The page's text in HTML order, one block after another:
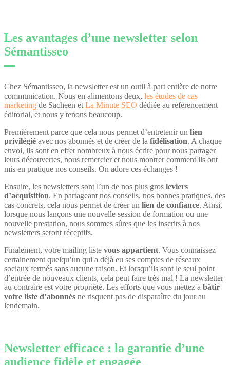
Les avantages d’une newsletter selon
Sémantisseo
Chez Sémantisseo, la newsletter est un outil à part entière de notre
communication. Nous en alimentons deux, les études de cas
marketing de Sacheen et La Minute SEO dédiée au référencement
éditorial, et nous y tenons beaucoup.
Premièrement parce que cela nous permet d’entretenir un lien
privilégié avec nos abonnés et de créer de la fidélisation. A chaque
envoi, ils sont en effet nombreux à nous écrire pour nous partager
leurs découvertes, nous remercier et nous montrer comment ils ont
mis en pratique nos conseils. On adore ces échanges !
Ensuite, les newsletters sont l’un de nos plus gros leviers
d’acquisition. En partageant nos conseils, nos bonnes pratiques, des
cas concrets, cela nous permet de créer un lien de confiance. Ainsi,
lorsque nous lançons une nouvelle session de formation ou une
nouvelle prestation, nous sommes sûres que les inscrits à nos
newsletters seront réceptifs.
Finalement, votre mailing liste vous appartient. Vous connaissez
certainement quelqu’un qui a déjà eu ses comptes de réseaux
sociaux fermés sans aucune raison. Et lorsqu’ils sont le seul point
d’entrée de nouveaux clients, cela peut faire très mal ! La newsletter
au contraire est votre propriété. Les efforts que vous mettez à bâtir
votre liste d’abonnés ne risquent pas de disparaître du jour au
lendemain.
Newsletter efficace : la garantie d’une
audience fidèle et engagée